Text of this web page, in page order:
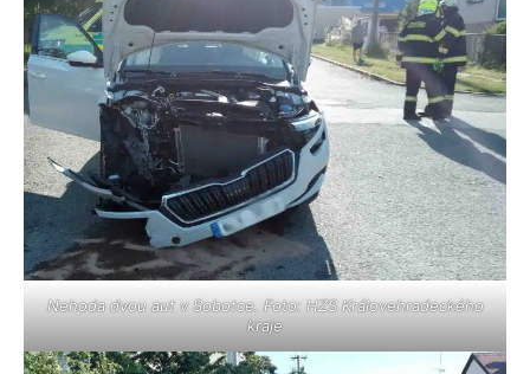
Nehoda dvou aut v Sobotce. Foto: HZS Královehradeckého
kraje